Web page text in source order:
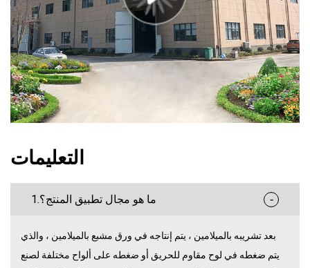
التعليمات
1.ما هو مجال تطبيق المنتج؟ -
بعد تشريبه بالميلامين ، يتم إنتاجه في ورق مشبع بالميلامين ، والذي
يتم ضغطه في لوح مقاوم للحريق أو ضغطه على ألواح مختلفة لصنع